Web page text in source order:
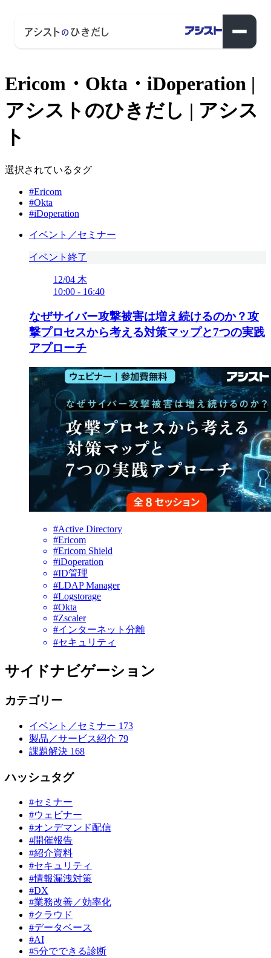
Ericom・Okta・iDoperation |
アシストのひきだし | アシス
ト
選択されているタグ
#Ericom
#Okta
#iDoperation
イベント／セミナー
イベント終了
12/04 木
10:00 - 16:40
なぜサイバー攻撃被害は増え続けるのか？攻
撃プロセスから考える対策マップと7つの実践
アプローチ
#Active Directory
#Ericom
#Ericom Shield
#iDoperation
#ID管理
#LDAP Manager
#Logstorage
#Okta
#Zscaler
#インターネット分離
#セキュリティ
サイドナビゲーション
カテゴリー
イベント／セミナー 173
製品／サービス紹介 79
課題解決 168
ハッシュタグ
#セミナー
#ウェビナー
#オンデマンド配信
#開催報告
#紹介資料
#セキュリティ
#情報漏洩対策
#DX
#業務改善／効率化
#クラウド
#データベース
#AI
#5分でできる診断